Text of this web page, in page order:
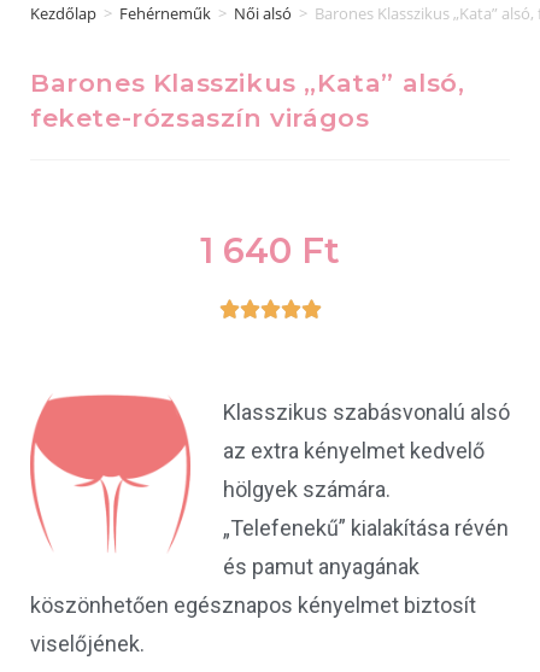
Kezdőlap > Fehérneműk > Női alsó > Barones Klasszikus „Kata”
Barones Klasszikus „Kata” alsó,
fekete-rózsaszín virágos
1 640 Ft

Klasszikus szabásvonalú alsó
az extra kényelmet kedvelő
hölgyek számára.
„Telefenekű” kialakítása révén
és pamut anyagának
köszönhetően egésznapos kényelmet biztosít
viselőjének.